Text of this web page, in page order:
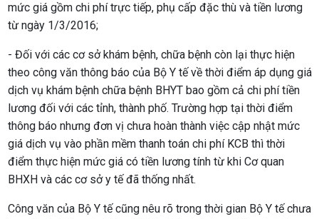
mức giá gồm chi phí trực tiếp, phụ cấp đặc thù và tiền lương
từ ngày 1/3/2016;
- Đối với các cơ sở khám bệnh, chữa bệnh còn lại thực hiện
theo công văn thông báo của Bộ Y tế về thời điểm áp dụng giá
dịch vụ khám bệnh chữa bệnh BHYT bao gồm cả chi phí tiền
lương đối với các tỉnh, thành phố. Trường hợp tại thời điểm
thông báo nhưng đơn vị chưa hoàn thành việc cập nhật mức
giá dịch vụ vào phần mềm thanh toán chi phí KCB thì thời
điểm thực hiện mức giá có tiền lương tính từ khi Cơ quan
BHXH và các cơ sở y tế đã thống nhất.
Công văn của Bộ Y tế cũng nêu rõ trong thời gian Bộ Y tế chưa